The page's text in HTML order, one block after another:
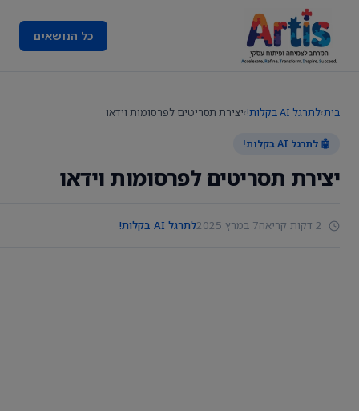
כל הנושאים
בית›לתרגל AI בקלות! ›יצירת תסריטים לפרסומות וידאו
🤖 לתרגל AI בקלות!
יצירת תסריטים לפרסומות וידאו
7 במרץ 2025 לתרגל AI בקלות!